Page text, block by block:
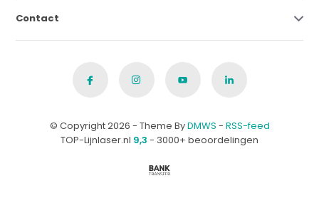
Contact
© Copyright 2026 - Theme ByDMWS - RSS-feed
TOP-Lijnlaser.nl 9,3 - 3000+ beoordelingen